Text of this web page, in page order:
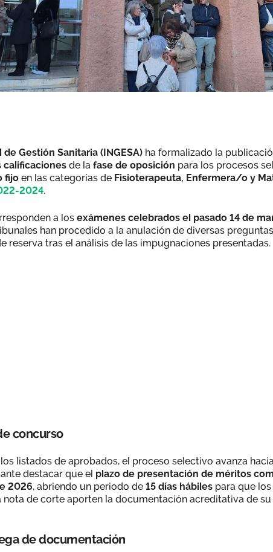
Gestión Sanitaria (INGESA) ha formalizado la
calificaciones de la fase de oposición para los procesos
fijo en las categorías de Fisioterapeuta, Enfermera/o y
2024.
a los exámenes celebrados el pasado 14 de
han procedido a la anulación de diversas
reserva tras el análisis de las impugnaciones presentadas.
concurso
listados de aprobados, el proceso selectivo avanza
destacar que el plazo de presentación de méritos
2026, abriendo un periodo de 15 días hábiles para que
nota de corte aporten la documentación acreditativa de su
de documentación